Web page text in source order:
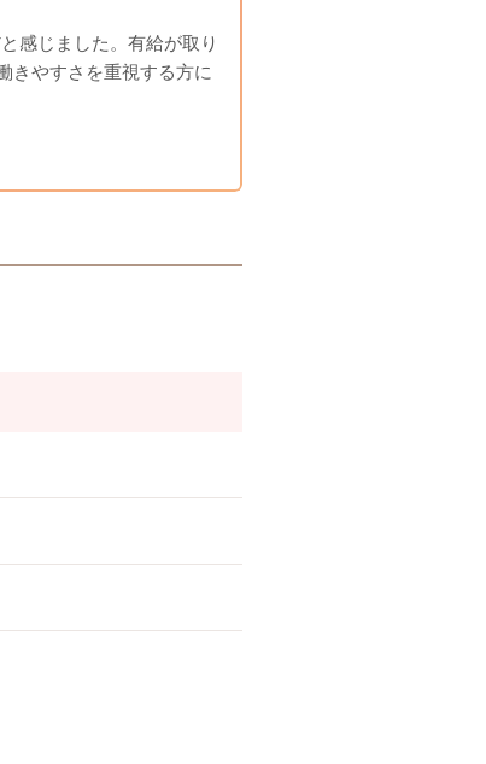
感じました。有給が取り
きやすさを重視する方に